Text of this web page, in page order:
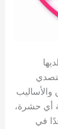
أي حشرة،
في